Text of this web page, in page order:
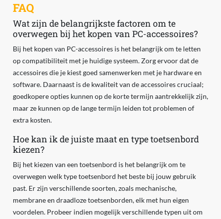
FAQ
Wat zijn de belangrijkste factoren om te
overwegen bij het kopen van PC-accessoires?
Bij het kopen van PC-accessoires is het belangrijk om te letten
op compatibiliteit met je huidige systeem. Zorg ervoor dat de
accessoires die je kiest goed samenwerken met je hardware en
software. Daarnaast is de kwaliteit van de accessoires cruciaal;
goedkopere opties kunnen op de korte termijn aantrekkelijk zijn,
maar ze kunnen op de lange termijn leiden tot problemen of
extra kosten.
Hoe kan ik de juiste maat en type toetsenbord
kiezen?
Bij het kiezen van een toetsenbord is het belangrijk om te
overwegen welk type toetsenbord het beste bij jouw gebruik
past. Er zijn verschillende soorten, zoals mechanische,
membrane en draadloze toetsenborden, elk met hun eigen
voordelen. Probeer indien mogelijk verschillende typen uit om